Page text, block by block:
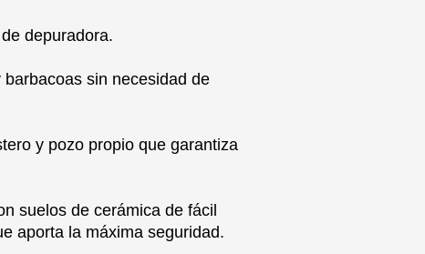
depuradora.
sin necesidad de
y pozo propio que garantiza
suelos de cerámica de fácil
aporta la máxima seguridad.